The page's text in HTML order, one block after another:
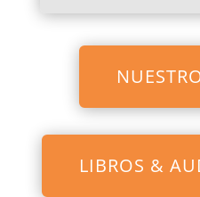
LIBROS &